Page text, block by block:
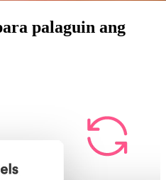
palaguin ang